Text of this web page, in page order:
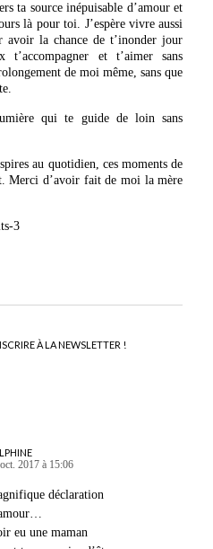
ta source inépuisable d’amour et
là pour toi. J’espère vivre aussi
avoir la chance de t’inonder jour
et t’aimer sans
de moi même, sans que
qui te guide de loin sans
au quotidien, ces moments de
Merci d’avoir fait de moi la mère
À LA NEWSLETTER !
2017 à 15:06
déclaration
eu une maman